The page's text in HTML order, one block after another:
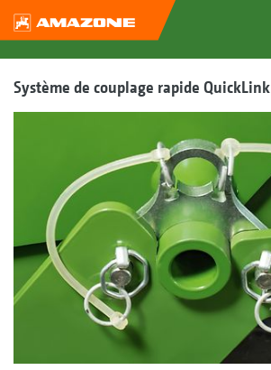
Système de couplage rapide QuickLink